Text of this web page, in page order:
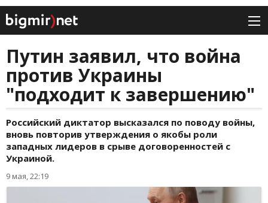
Путин заявил, что война
против Украины
"подходит к завершению"
Российский диктатор высказался по поводу войны,
вновь повторив утверждения о якобы роли
западных лидеров в срыве договоренностей с
Украиной.
9 мая, 22:19